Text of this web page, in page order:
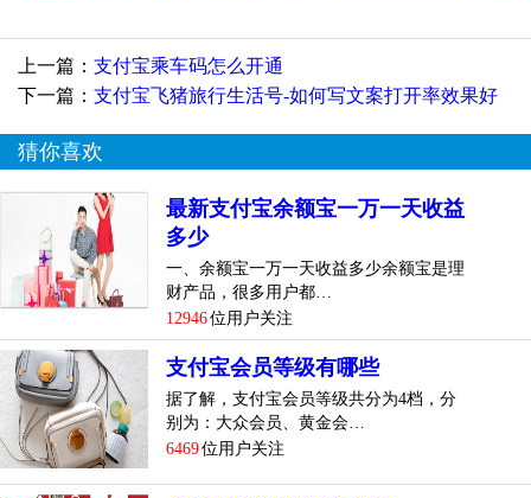
上一篇： 支付宝乘车码怎么开通
下一篇： 支付宝飞猪旅行生活号-如何写文案打开率效果好
猜你喜欢
最新支付宝余额宝一万一天收益
多少
一、余额宝一万一天收益多少余额宝是理
财产品，很多用户都…
12946位用户关注
支付宝会员等级有哪些
据了解，支付宝会员等级共分为4档，分
别为：大众会员、黄金会…
6469位用户关注